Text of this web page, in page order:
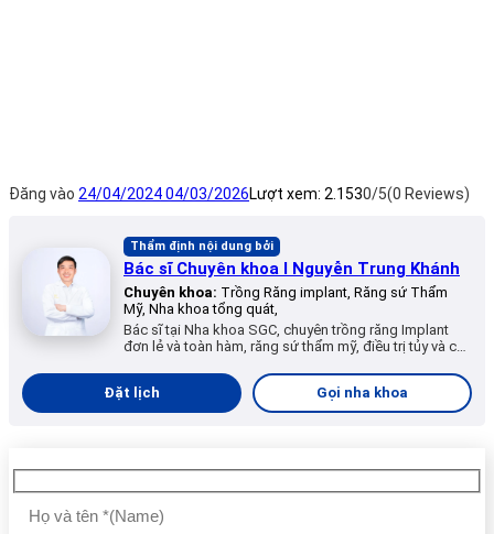
Đăng vào 24/04/202404/03/2026Lượt xem: 2.1530/5(0 Reviews)
Thẩm định nội dung bởi
Bác sĩ Chuyên khoa I Nguyễn Trung Khánh
Chuyên khoa: Trồng Răng implant, Răng sứ Thẩm
Mỹ, Nha khoa tổng quát,
Bác sĩ tại Nha khoa SGC, chuyên trồng răng Implant
đơn lẻ và toàn hàm, răng sứ thẩm mỹ, điều trị tủy và các
Đặt lịch
Gọi nha khoa